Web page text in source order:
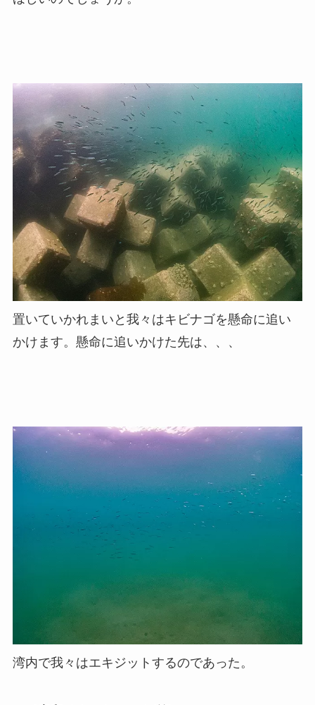
置いていかれまいと我々はキビナゴを懸命に追い
かけます。懸命に追いかけた先は、、、
湾内で我々はエキジットするのであった。